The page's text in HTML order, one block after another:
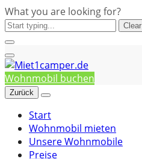
What you are looking for?
Clear
Wohnmobil buchen
Zurück
Start
Wohnmobil mieten
Unsere Wohnmobile
Preise